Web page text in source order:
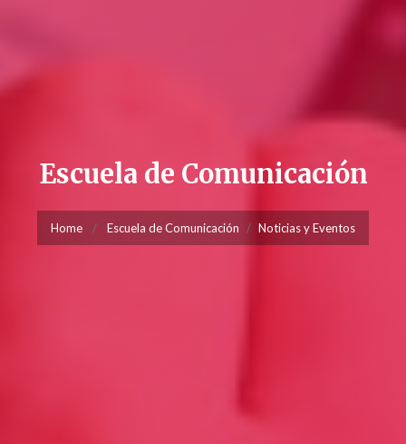
Escuela de Comunicación
Home Escuela de Comunicación Noticias y Eventos